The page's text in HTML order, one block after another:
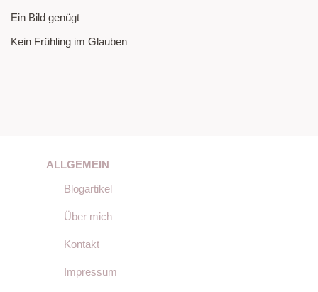
Ein Bild genügt
Kein Frühling im Glauben
ALLGEMEIN
Blogartikel
Über mich
Kontakt
Impressum